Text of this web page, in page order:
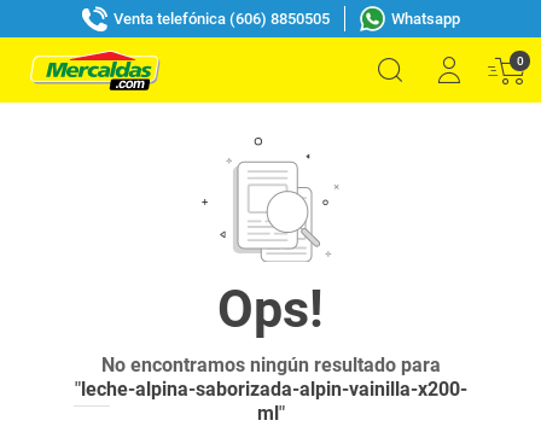
Venta telefónica (606) 8850505 Whatsapp
0
No encontramos ningún resultado para
"leche-alpina-saborizada-alpin-vainilla-x200-
ml"